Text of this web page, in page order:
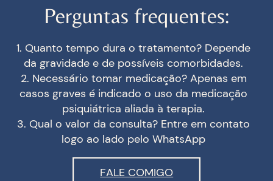
Perguntas frequentes:
1. Quanto tempo dura o tratamento? Depende
da gravidade e de possíveis comorbidades.
2. Necessário tomar medicação? Apenas em
casos graves é indicado o uso da medicação
psiquiátrica aliada à terapia.
3. Qual o valor da consulta? Entre em contato
logo ao lado pelo WhatsApp
FALE COMIGO